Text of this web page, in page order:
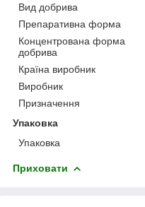
Вид добрива
Препаративна форма
Концентрована форма
добрива
Країна виробник
Виробник
Призначення
Упаковка
Упаковка
Приховати